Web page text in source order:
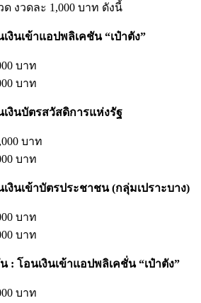
ด งวดละ 1,000 บาท ดังนี้
งินเข้าแอปพลิเคชัน “เป๋าตัง”
บาท
บาท
งินบัตรสวัสดิการแห่งรัฐ
บาท
บาท
งินเข้าบัตรประชาชน (กลุ่มเปราะบาง)
บาท
บาท
: โอนเงินเข้าแอปพลิเคชั่น “เป๋าตัง”
บาท